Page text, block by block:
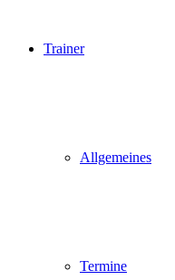
Trainer
Allgemeines
Termine